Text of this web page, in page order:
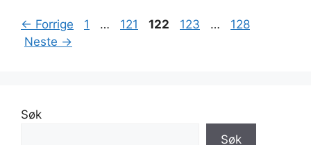
← Forrige Side
1 … Side
121 Side
122 Side
123 … Side
128
Neste →
Søk
Søk